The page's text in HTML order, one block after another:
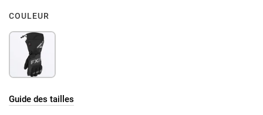
COULEUR
Guide des tailles